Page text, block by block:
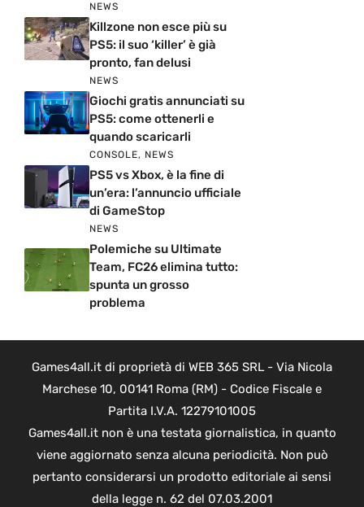
NEWS
Killzone non esce più su
PS5: il suo ‘killer’ è già
pronto, fan delusi
NEWS
Giochi gratis annunciati su
PS5: come ottenerli e
quando scaricarli
CONSOLE, NEWS
PS5 vs Xbox, è la fine di
un’era: l’annuncio ufficiale
di GameStop
NEWS
Polemiche su Ultimate
Team, FC26 elimina tutto:
spunta un grosso
problema
Games4all.it di proprietà di WEB 365 SRL - Via Nicola
Marchese 10, 00141 Roma (RM) - Codice Fiscale e
Partita I.V.A. 12279101005
Games4all.it non è una testata giornalistica, in quanto
viene aggiornato senza alcuna periodicità. Non può
pertanto considerarsi un prodotto editoriale ai sensi
della legge n. 62 del 07.03.2001